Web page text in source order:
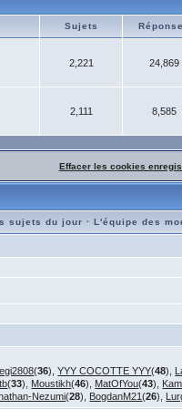
Sujets
2,221 24,869
2,111 8,585
Effacer les cookies
sujets du jour ·L'équipe des
(36),YYY COCOTTE YYY(48),
(33), Moustikh(46), MatOfYou(43),
Nezumi(28), BogdanM21(26),